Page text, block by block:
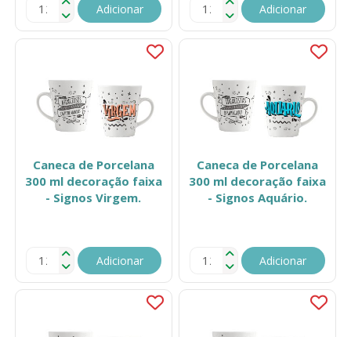
Adicionar Adicionar
Caneca de Porcelana
300 ml decoração faixa
- Signos Virgem.
Adicionar
Caneca de Porcelana
300 ml decoração faixa
- Signos Aquário.
Adicionar